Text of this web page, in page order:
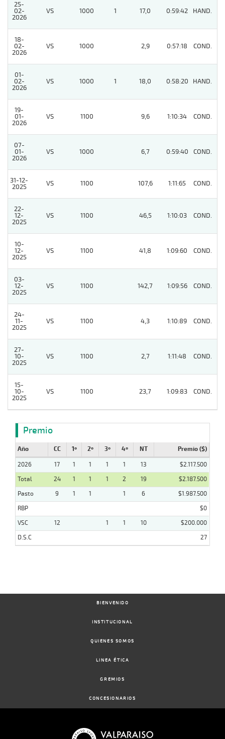
25-
02-
2026
VS 1000 1 17,0 0:59:42 HAND.
18-
02-
2026
VS 1000 2,9 0:57:18 COND.
01-
02-
2026
VS 1000 1 18,0 0:58:20 HAND.
19-
01-
2026
VS 1100 9,6 1:10:34 COND.
07-
01-
2026
VS 1000 6,7 0:59:40 COND.
31-12-
2025
VS 1100 107,6 1:11:65 COND.
22-
12-
2025
VS 1100 46,5 1:10:03 COND.
10-
12-
2025
VS 1100 41,8 1:09:60 COND.
03-
12-
2025
VS 1100 142,7 1:09:56 COND.
24-
11-
2025
VS 1100 4,3 1:10:89 COND.
27-
10-
2025
VS 1100 2,7 1:11:48 COND.
15-
10-
2025
VS 1100 23,7 1:09:83 COND.
Premio
Año CC 1º 2º 3º 4º NT Premio ($)
2026 17 1 1 1 1 13
$2.117.500
Total
24 1 1 1 2 19
$2.187.500
Pasto
9 1 1 1 6
$1.987.500
RBP
$0
VSC
12 1 1 10
$200.000
D.S.C
27
BIENVENIDO
INSTITUCIONAL
QUIENES SOMOS
LINEA ÉTICA
GREMIOS
CONCESIONARIOS